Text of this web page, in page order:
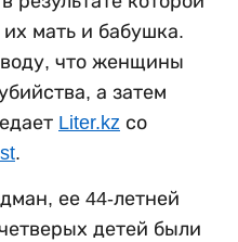
мать и бабушка.
что женщины
а затем
Liter.kz со
.
ее 44-летней
детей были